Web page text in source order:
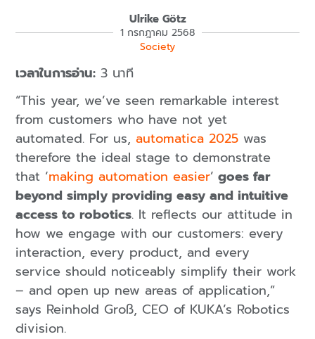
Ulrike Götz
1 กรกฎาคม 2568
Society
เวลาในการอ่าน: 3 นาที
“This year, we’ve seen remarkable interest
from customers who have not yet
automated. For us,automatica 2025 was
therefore the ideal stage to demonstrate
that ‘making automation easier’ goes far
beyond simply providing easy and intuitive
access to robotics. It reflects our attitude in
how we engage with our customers: every
interaction, every product, and every
service should noticeably simplify their work
– and open up new areas of application,”
says Reinhold Groß, CEO of KUKA’s Robotics
division.